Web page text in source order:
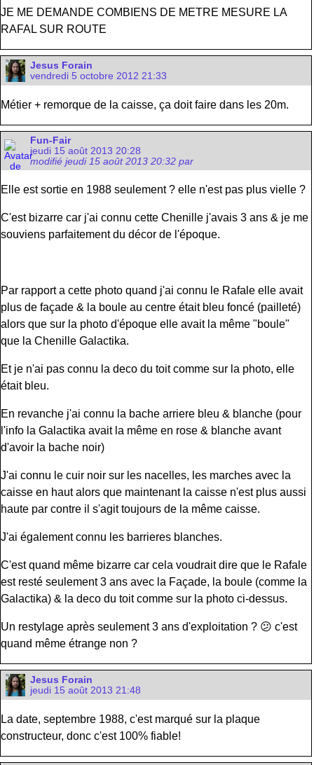
JE ME DEMANDE COMBIENS DE METRE MESURE LA
RAFAL SUR ROUTE
Jesus Forain
vendredi 5 octobre 2012 21:33
Métier + remorque de la caisse, ça doit faire dans les 20m.
Fun-Fair
jeudi 15 août 2013 20:28
modifié jeudi 15 août 2013 20:32 par
Elle est sortie en 1988 seulement ? elle n'est pas plus vielle ?
C'est bizarre car j'ai connu cette Chenille j'avais 3 ans & je me
souviens parfaitement du décor de l'époque.
Par rapport a cette photo quand j'ai connu le Rafale elle avait
plus de façade & la boule au centre était bleu foncé (pailleté)
alors que sur la photo d'époque elle avait la même "boule"
que la Chenille Galactika.
Et je n'ai pas connu la deco du toit comme sur la photo, elle
était bleu.
En revanche j'ai connu la bache arriere bleu & blanche (pour
l'info la Galactika avait la même en rose & blanche avant
d'avoir la bache noir)
J'ai connu le cuir noir sur les nacelles, les marches avec la
caisse en haut alors que maintenant la caisse n'est plus aussi
haute par contre il s'agit toujours de la même caisse.
J'ai également connu les barrieres blanches.
C'est quand même bizarre car cela voudrait dire que le Rafale
est resté seulement 3 ans avec la Façade, la boule (comme la
Galactika) & la deco du toit comme sur la photo ci-dessus.
Un restylage après seulement 3 ans d'exploitation ? 😕 c'est
quand même étrange non ?
Jesus Forain
jeudi 15 août 2013 21:48
La date, septembre 1988, c'est marqué sur la plaque
constructeur, donc c'est 100% fiable!